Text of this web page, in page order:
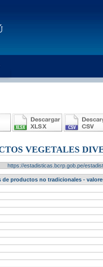
VEGETALES
https://estadisticas.bcrp.gob.pe/
de productos no tradicionales -